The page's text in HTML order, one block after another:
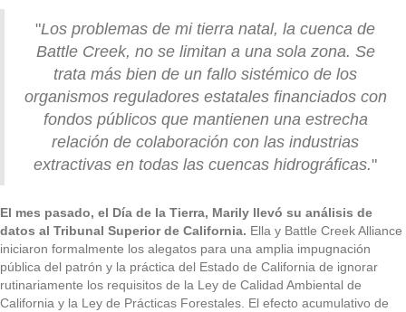
"Los problemas de mi tierra natal, la cuenca de
Battle Creek, no se limitan a una sola zona. Se
trata más bien de un fallo sistémico de los
organismos reguladores estatales financiados con
fondos públicos que mantienen una estrecha
relación de colaboración con las industrias
extractivas en todas las cuencas hidrográficas."
El mes pasado, el Día de la Tierra, Marily llevó su análisis de
datos al Tribunal Superior de California. Ella y Battle Creek Alliance
iniciaron formalmente los alegatos para una amplia impugnación
pública del patrón y la práctica del Estado de California de ignorar
rutinariamente los requisitos de la Ley de Calidad Ambiental de
California y la Ley de Prácticas Forestales. El efecto acumulativo de